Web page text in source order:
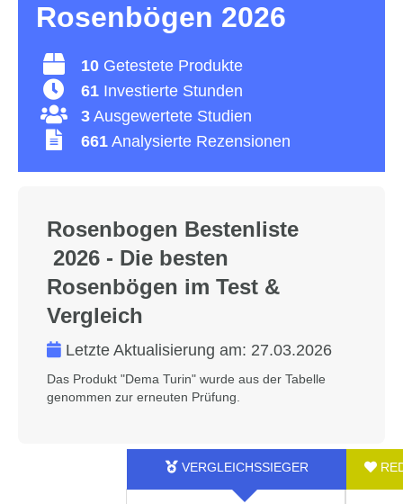
Rosenbögen 2026
10 Getestete Produkte
61 Investierte Stunden
3 Ausgewertete Studien
661 Analysierte Rezensionen
Rosenbogen Bestenliste
2026 - Die besten
Rosenbögen im Test &
Vergleich
Letzte Aktualisierung am: 27.03.2026
Das Produkt "Dema Turin" wurde aus der Tabelle
genommen zur erneuten Prüfung.